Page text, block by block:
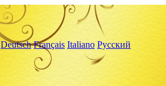
Deutsch Français Italiano Русский